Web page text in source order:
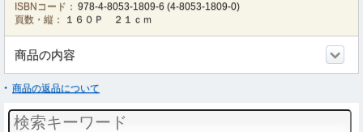
ISBNコード： 978-4-8053-1809-6 (4-8053-1809-0)
頁数・縦：
１６０Ｐ ２１ｃｍ
商品の内容
商品の返品について